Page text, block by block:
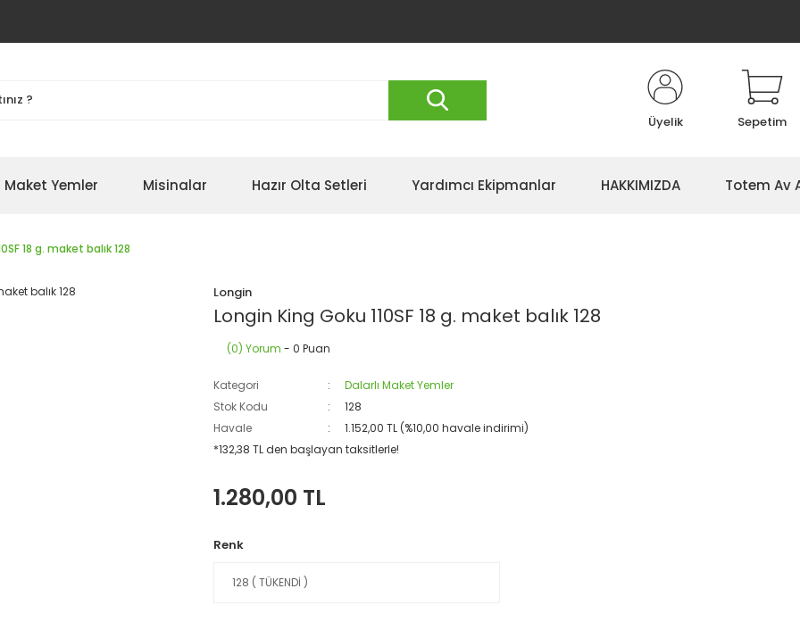
Üyelik Sepetim
Maket Yemler Misinalar Hazır Olta Setleri Yardımcı Ekipmanlar HAKKIMIZDA Totem Av
18 g. maket balık 128
Longin
Longin King Goku 110SF 18 g. maket balık 128
(0) Yorum - 0 Puan
Kategori
Dalarlı Maket Yemler
Stok Kodu
128
Havale
1.152,00 TL (%10,00 havale indirimi)
*132,38 TL den başlayan taksitlerle!
1.280,00 TL
Renk